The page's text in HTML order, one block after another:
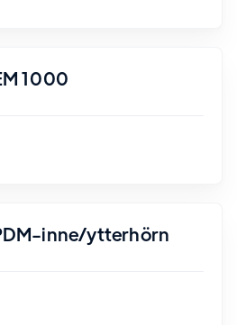
1000
inne/ytterhörn